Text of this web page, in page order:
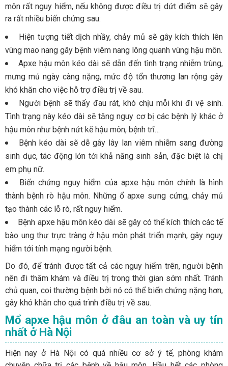
môn rất nguy hiểm, nếu không được điều trị dứt điểm sẽ gây
ra rất nhiều biến chứng sau:
Hiện tượng tiết dịch nhầy, chảy mủ sẽ gây kích thích lên
vùng mao nang gây bệnh viêm nang lông quanh vùng hậu môn.
Apxe hậu môn kéo dài sẽ dẫn đến tình trạng nhiễm trùng,
mưng mủ ngày càng nặng, mức độ tổn thương lan rộng gây
khó khăn cho việc hỗ trợ điều trị về sau.
Người bệnh sẽ thấy đau rát, khó chịu mỗi khi đi vệ sinh.
Tình trạng này kéo dài sẽ tăng nguy cơ bị các bệnh lý khác ở
hậu môn như bệnh nứt kẽ hậu môn, bệnh trĩ…
Bệnh kéo dài sẽ dễ gây lây lan viêm nhiễm sang đường
sinh dục, tác động lớn tới khả năng sinh sản, đặc biệt là chị
em phụ nữ.
Biến chứng nguy hiểm của apxe hậu môn chính là hình
thành bệnh rò hậu môn. Những ổ apxe sưng cứng, chảy mủ
tạo thành các lỗ rò, rất nguy hiểm.
Bệnh apxe hậu môn kéo dài sẽ gây có thể kích thích các tế
bào ung thư trực tràng ở hậu môn phát triển mạnh, gây nguy
hiểm tới tính mạng người bệnh.
Do đó, để tránh được tất cả các nguy hiểm trên, người bệnh
nên đi thăm khám và điều trị trong thời gian sớm nhất. Tránh
chủ quan, coi thường bệnh bởi nó có thể biến chứng nặng hơn,
gây khó khăn cho quá trình điều trị về sau.
Mổ apxe hậu môn ở đâu an toàn và uy tín
nhất ở Hà Nội
Hiện nay ở Hà Nội có quá nhiều cơ sở ý tế, phòng khám